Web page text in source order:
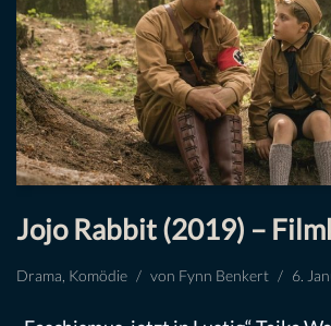
Jojo Rabbit (2019) –
Drama Komödie von Fynn Benkert 6.